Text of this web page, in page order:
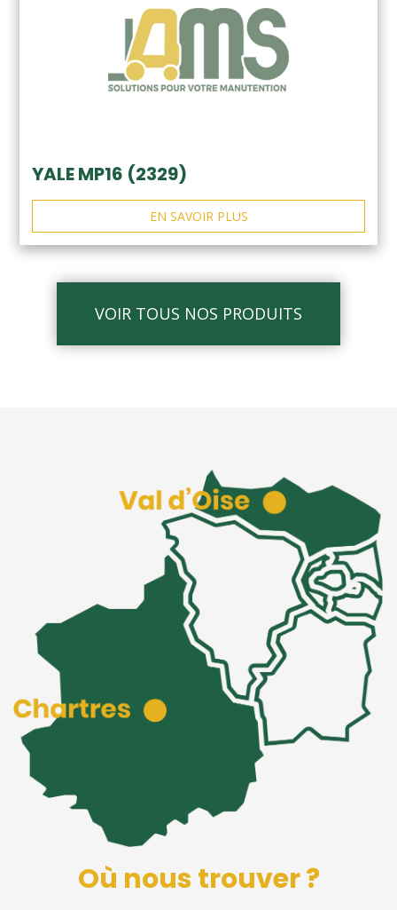
YALE MP16 (2329)
EN SAVOIR PLUS
VOIR TOUS NOS PRODUITS
Où nous trouver ?